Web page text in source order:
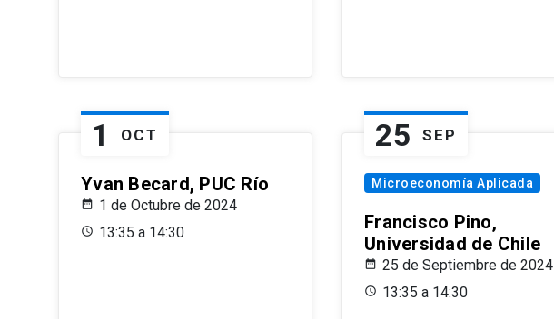
1 OCT
Yvan Becard, PUC Río
1 de Octubre de 2024
13:35 a 14:30
25 SEP
Microeconomía Aplicada
Francisco Pino,
Universidad de Chile
25 de Septiembre de 2024
13:35 a 14:30